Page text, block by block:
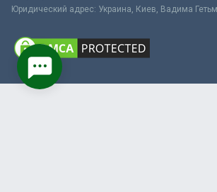
Юридический адрес: Украина, Киев, Вадима